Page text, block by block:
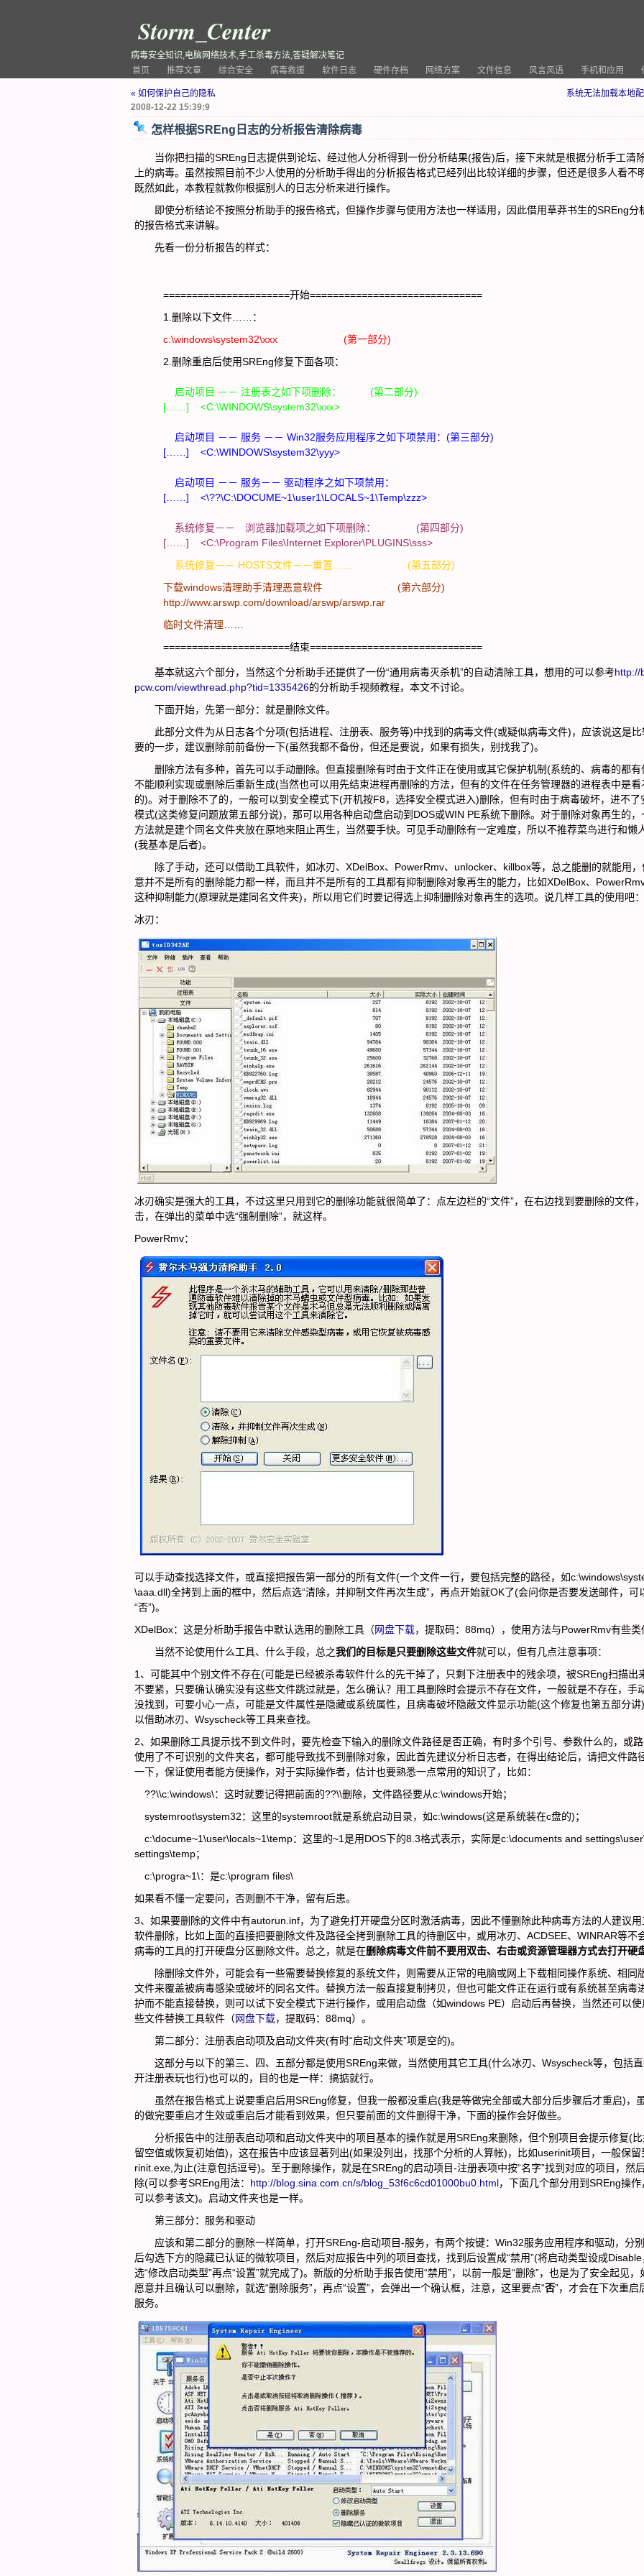
Storm_Center
病毒安全知识,电脑网络技术,手工杀毒方法,答疑解决笔记
首页
推荐文章 综合安全 病毒救援 软件日志 硬件存档 网络方案 文件信息 风言风语 手机和应用
« 如何保护自己的隐私
系统无法加载本地
2008-12-22 15:39:9
怎样根据SREng日志的分析报告清除病毒
当你把扫描的SREng日志提供到论坛、经过他人分析得到一份分析结果(报告)后，接下来就是根据分析手工清
上的病毒。虽然按照目前不少人使用的分析助手得出的分析报告格式已经列出比较详细的步骤，但还是很多人看不
既然如此，本教程就教你根据别人的日志分析来进行操作。
即使分析结论不按照分析助手的报告格式，但操作步骤与使用方法也一样适用，因此借用草莽书生的SREng分
的报告格式来讲解。
先看一份分析报告的样式：
======================开始==============================
1.删除以下文件……：
c:\windows\system32\xxx (第一部分)
2.删除重启后使用SREng修复下面各项：
启动项目 －－ 注册表之如下项删除： (第二部分)
[……] <C:\WINDOWS\system32\xxx>
启动项目 －－ 服务 －－ Win32服务应用程序之如下项禁用：(第三部分)
[……] <C:\WINDOWS\system32\yyy>
启动项目 －－ 服务－－ 驱动程序之如下项禁用：
[……] <\??\C:\DOCUME~1\user1\LOCALS~1\Temp\zzz>
系统修复－－ 浏览器加载项之如下项删除： (第四部分)
[……] <C:\Program Files\Internet Explorer\PLUGINS\sss>
系统修复－－ HOSTS文件－－重置…… (第五部分)
下载windows清理助手清理恶意软件 (第六部分)
http://www.arswp.com/download/arswp/arswp.rar
临时文件清理
======================结束==============================
基本就这六个部分，当然这个分析助手还提供了一份“通用病毒灭杀机”的自动清除工具，想用的可以参考http://
pcw.com/viewthread.php?tid=1335426的分析助手视频教程，本文不讨论。
下面开始，先第一部分：就是删除文件。
此部分文件为从日志各个分项(包括进程、注册表、服务等)中找到的病毒文件(或疑似病毒文件)，应该说这是比
要的一步，建议删除前前备份一下(虽然我都不备份，但还是要说，如果有损失，别找我了)。
删除方法有多种，首先可以手动删除。但直接删除有时由于文件正在使用或其它保护机制(系统的、病毒的都有
不能顺利实现或删除后重新生成(当然也可以用先结束进程再删除的方法，但有的文件在任务管理器的进程表中是看
的)。对于删除不了的，一般可以到安全模式下(开机按F8，选择安全模式进入)删除，但有时由于病毒破坏，进不了
模式(这类修复问题放第五部分说)，那可以用各种启动盘启动到DOS或WIN PE系统下删除。对于删除对象再生的，
方法就是建个同名文件夹放在原地来阻止再生，当然要手快。可见手动删除有一定难度，所以不推荐菜鸟进行和懒
(我基本是后者)。
除了手动，还可以借助工具软件，如冰刃、XDelBox、PowerRmv、unlocker、killbox等，总之能删的就能用，
意并不是所有的删除能力都一样，而且并不是所有的工具都有抑制删除对象再生的能力，比如XDelBox、
这种抑制能力(原理就是建同名文件夹)，所以用它们时要记得选上抑制删除对象再生的选项。说几样工具的使用吧：
冰刃：
冰刃确实是强大的工具，不过这里只用到它的删除功能就很简单了：点左边栏的“文件”，在右边找到要删除的文件
击，在弹出的菜单中选“强制删除”，就这样。
PowerRmv：
可以手动查找选择文件，或直接把报告第一部分的所有文件(一个文件一行，要包括完整的路径，如
\aaa.dll)全拷到上面的框中，然后点选“清除，并抑制文件再次生成”，再点开始就OK了(会问你是否要发送邮件，可
“否”)。
XDelBox：这是分析助手报告中默认选用的删除工具（网盘下载，提取码：88mq），使用方法与PowerRmv有些类
当然不论使用什么工具、什么手段，总之我们的目标是只要删除这些文件就可以，但有几点注意事项：
1、可能其中个别文件不存在(可能是已经被杀毒软件什么的先干掉了，只剩下注册表中的残余项，被SREng扫描出
不要紧，只要确认确实没有这些文件跳过就是，怎么确认？用工具删除时会提示不存在文件，一般就是不存在，手
没找到，可要小心一点，可能是文件属性是隐藏或系统属性，且病毒破坏隐蔽文件显示功能(这个修复也第五部分讲
以借助冰刃、Wsyscheck等工具来查找。
2、如果删除工具提示找不到文件时，要先检查下输入的删除文件路径是否正确，有时多个引号、参数什么的，或
使用了不可识别的文件夹名，都可能导致找不到删除对象，因此首先建议分析日志者，在得出结论后，请把文件路
一下，保证使用者能方便操作，对于实际操作者，估计也要熟悉一点常用的知识了，比如：
??\\c:\windows\：这时就要记得把前面的??\\删除，文件路径要从c:\windows开始；
systemroot\system32：这里的systemroot就是系统启动目录，如c:\windows(这是系统装在c盘的)；
c:\docume~1\user\locals~1\temp：这里的~1是用DOS下的8.3格式表示，实际是c:\documents and
settings\temp；
c:\progra~1\：是c:\program files\
如果看不懂一定要问，否则删不干净，留有后患。
3、如果要删除的文件中有autorun.inf，为了避免打开硬盘分区时激活病毒，因此不懂删除此种病毒方法的人建议用
软件删除，比如上面的直接把要删除文件及路径全拷到删除工具的待删区中，或用冰刃、ACDSEE、WINRAR等不
病毒的工具的打开硬盘分区删除文件。总之，就是在删除病毒文件前不要用双击、右击或资源管理器方式去打开硬
除删除文件外，可能会有一些需要替换修复的系统文件，则需要从正常的电脑或网上下载相同操作系统、相同
文件来覆盖被病毒感染或破坏的同名文件。替换方法一般直接复制拷贝，但也可能文件正在运行或有系统甚至病毒
护而不能直接替换，则可以试下安全模式下进行操作，或用启动盘（如windows PE）启动后再替换，当然还可以使
些文件替换工具软件（网盘下载，提取码：88mq）。
第二部分：注册表启动项及启动文件夹(有时“启动文件夹”项是空的)。
这部分与以下的第三、四、五部分都是使用SREng来做，当然使用其它工具(什么冰刃、Wsyscheck等，包括
开注册表玩也行)也可以的，目的也是一样：搞掂就行。
虽然在报告格式上说要重启后用SREng修复，但我一般都没重启(我是等做完全部或大部分后步骤后才重启)，
的做完要重启才生效或重启后才能看到效果，但只要前面的文件删得干净，下面的操作会好做些。
分析报告中的注册表启动项和启动文件夹中的项目基本的操作就是用SREng来删除，但个别项目会提示修复(
留空值或恢复初始值)，这在报告中应该显著列出(如果没列出，找那个分析的人算帐)，比如userinit项目，一般保留
rinit.exe,为止(注意包括逗号)。至于删除操作，就是在SREng的启动项目-注册表项中按“名字”找到对应的项目，然
除(可以参考SREng用法： http://blog.sina.com.cn/s/blog_53f6c6cd01000bu0.html，下面几个部分用到SREng操作
可以参考该文)。启动文件夹也是一样。
第三部分：服务和驱动
应该和第二部分的删除一样简单，打开SREng-启动项目-服务，有两个按键：Win32服务应用程序和驱动，分
后勾选下方的隐藏已认证的微软项目，然后对应报告中列的项目查找，找到后设置成“禁用”(将启动类型设成
选“修改启动类型”再点“设置”就完成了)。新版的分析助手报告使用“禁用”，以前一般是“删除”，也是为了安全起见，
愿意并且确认可以删除，就选“删除服务”，再点“设置”，会弹出一个确认框，注意，这里要点“否”，才会在下次重启
服务。